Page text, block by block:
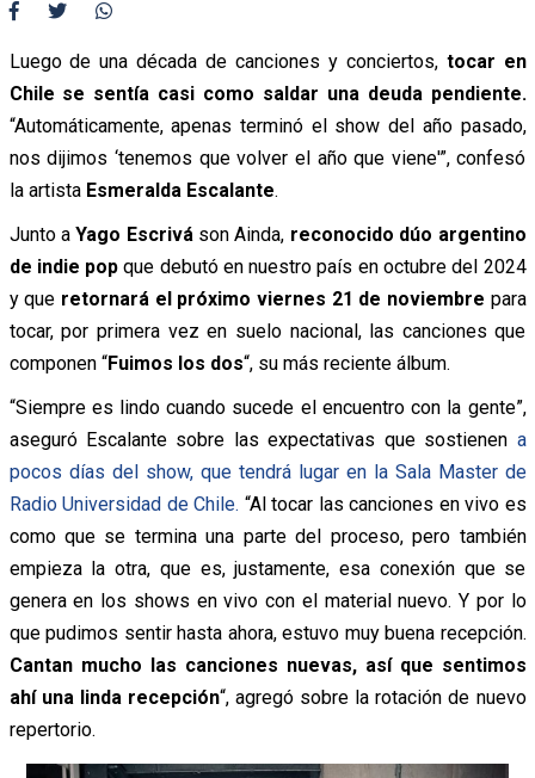
Luego de una década de canciones y conciertos, tocar en
Chile se sentía casi como saldar una deuda pendiente.
“Automáticamente, apenas terminó el show del año pasado,
nos dijimos ‘tenemos que volver el año que viene'”, confesó
la artista Esmeralda Escalante.
Junto aYago Escrivá son Ainda, reconocido dúo argentino
de indie pop que debutó en nuestro país en octubre del 2024
y que retornará el próximo viernes 21 de noviembre para
tocar, por primera vez en suelo nacional, las canciones que
componen “Fuimos los dos“, su más reciente álbum.
“Siempre es lindo cuando sucede el encuentro con la gente”,
aseguró Escalante sobre las expectativas que sostienen a
pocos días del show, que tendrá lugar en la Sala Master de
Radio Universidad de Chile. “Al tocar las canciones en vivo es
como que se termina una parte del proceso, pero también
empieza la otra, que es, justamente, esa conexión que se
genera en los shows en vivo con el material nuevo. Y por lo
que pudimos sentir hasta ahora, estuvo muy buena recepción.
Cantan mucho las canciones nuevas, así que sentimos
ahí una linda recepción“, agregó sobre la rotación de nuevo
repertorio.